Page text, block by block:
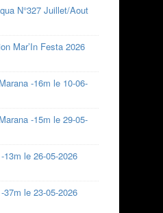
N°327 Juillet/Aout
Mar’In Festa 2026
-16m le 10-06-
-15m le 29-05-
13m le 26-05-2026
37m le 23-05-2026